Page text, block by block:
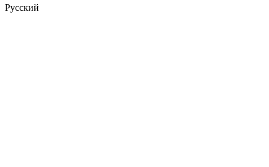
Русский